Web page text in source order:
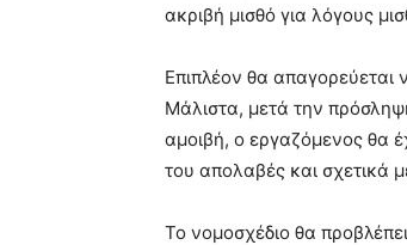
ακριβή μισθό για λόγους
Επιπλέον θα απαγορεύεται
Μάλιστα, μετά την
αμοιβή, ο εργαζόμενος θα
του απολαβές και σχετικά
Το νομοσχέδιο θα